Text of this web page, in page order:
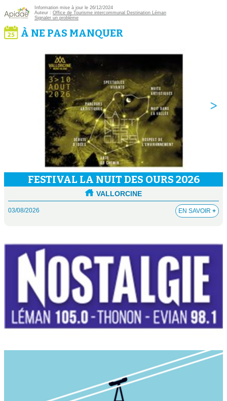
Information mise à jour le 26/12/2024
Auteur : Office de Tourisme intercommunal Destination Léman
Signaler un problème
À NE PAS MANQUER
FESTIVAL LA NUIT DES OURS 2026
VALLORCINE
03/08/2026 EN SAVOIR +